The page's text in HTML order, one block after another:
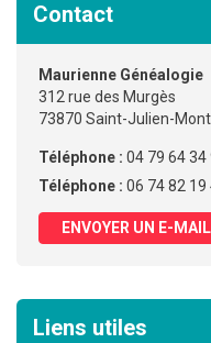
Contact
Maurienne Généalogie
312 rue des Murgès
73870 Saint-Julien-
Téléphone : 04 79 64 34
Téléphone : 06 74 82 19
ENVOYER UN E-MAIL
Liens utiles